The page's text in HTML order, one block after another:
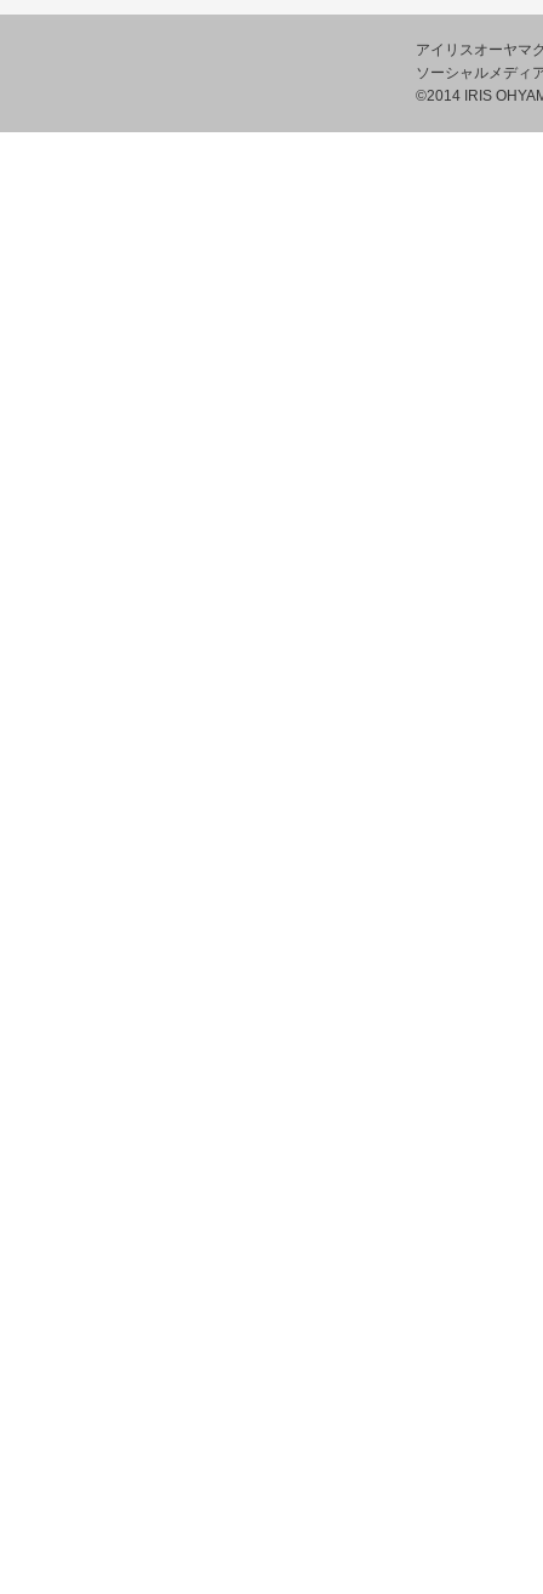
アイリスオーヤマ
ソーシャルメディ
©2014 IRIS